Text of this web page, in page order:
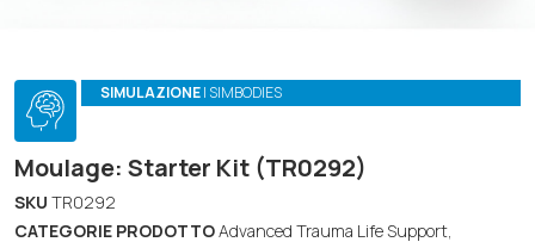
SIMULAZIONE| SIMBODIES
Moulage: Starter Kit (TR0292)
SKU TR0292
CATEGORIE PRODOTTOAdvanced Trauma Life Support,